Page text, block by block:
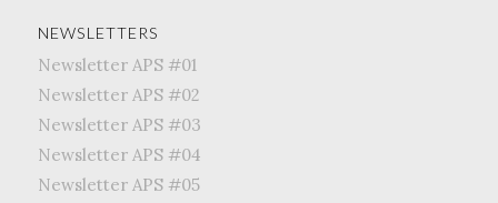
NEWSLETTERS
Newsletter APS #01
Newsletter APS #02
Newsletter APS #03
Newsletter APS #04
Newsletter APS #05